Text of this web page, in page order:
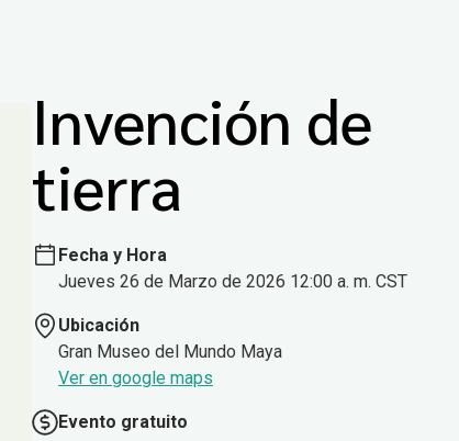
Invención de
tierra
Fecha y Hora
Jueves 26 de Marzo de 2026 12:00 a. m. CST
Ubicación
Gran Museo del Mundo Maya
Ver en google maps
Evento gratuito